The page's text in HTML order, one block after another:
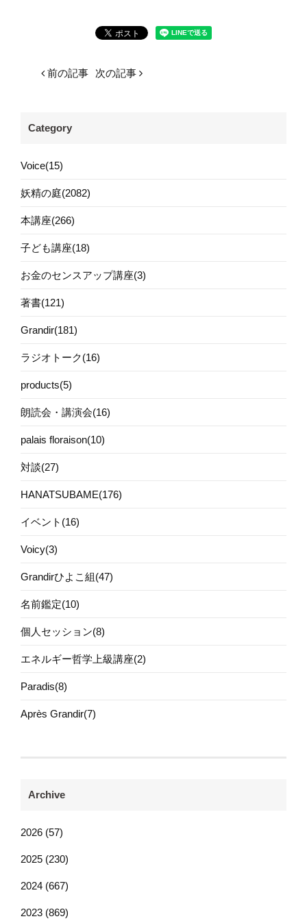
前の記事 次の記事
Category
Voice(15)
妖精の庭(2082)
本講座(266)
子ども講座(18)
お金のセンスアップ講座(3)
著書(121)
Grandir(181)
ラジオトーク(16)
products(5)
朗読会・講演会(16)
palais floraison(10)
対談(27)
HANATSUBAME(176)
イベント(16)
Voicy(3)
Grandirひよこ組(47)
名前鑑定(10)
個人セッション(8)
エネルギー哲学上級講座(2)
Paradis(8)
Après Grandir(7)
Archive
2026 (57)
2025 (230)
2024 (667)
2023 (869)